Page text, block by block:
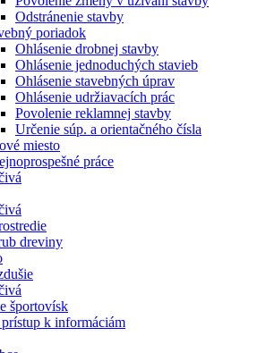
Odstránenie stavby
poriadok
Ohlásenie drobnej stavby
Ohlásenie jednoduchých stavieb
Ohlásenie stavebných úprav
Ohlásenie udržiavacích prác
Povolenie reklamnej stavby
Určenie súp. a orientačného čísla
miesto
práce
dreviny
športovísk
k informáciám